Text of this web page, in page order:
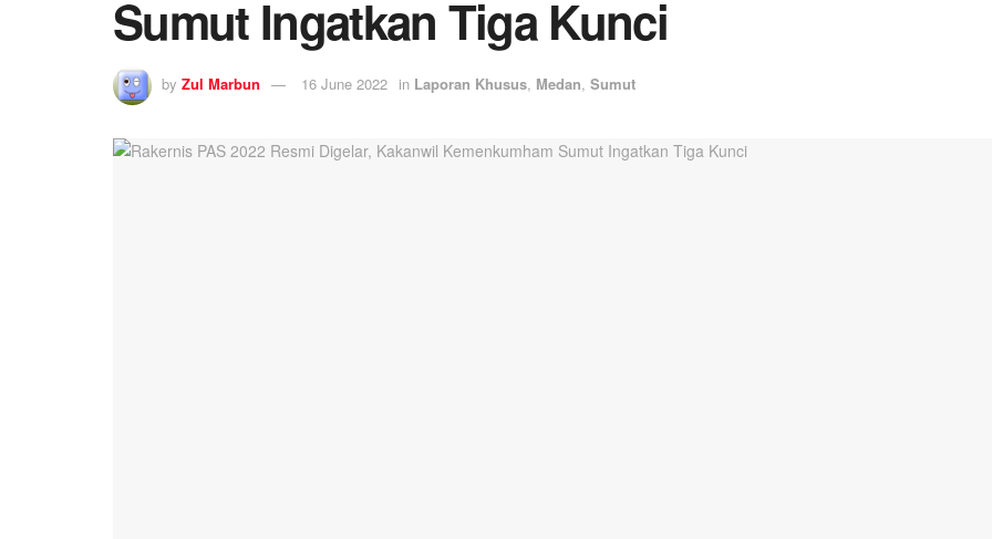
Sumut Ingatkan Tiga Kunci
by Zul Marbun 16 June 2022 in Laporan Khusus, Medan, Sumut